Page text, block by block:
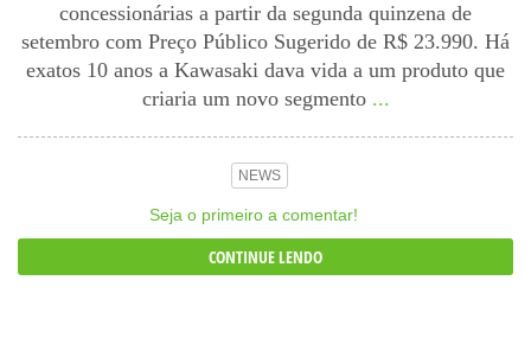
concessionárias a partir da segunda quinzena de
setembro com Preço Público Sugerido de R$ 23.990. Há
exatos 10 anos a Kawasaki dava vida a um produto que
criaria um novo segmento ...
NEWS
Seja o primeiro a comentar!
CONTINUE LENDO